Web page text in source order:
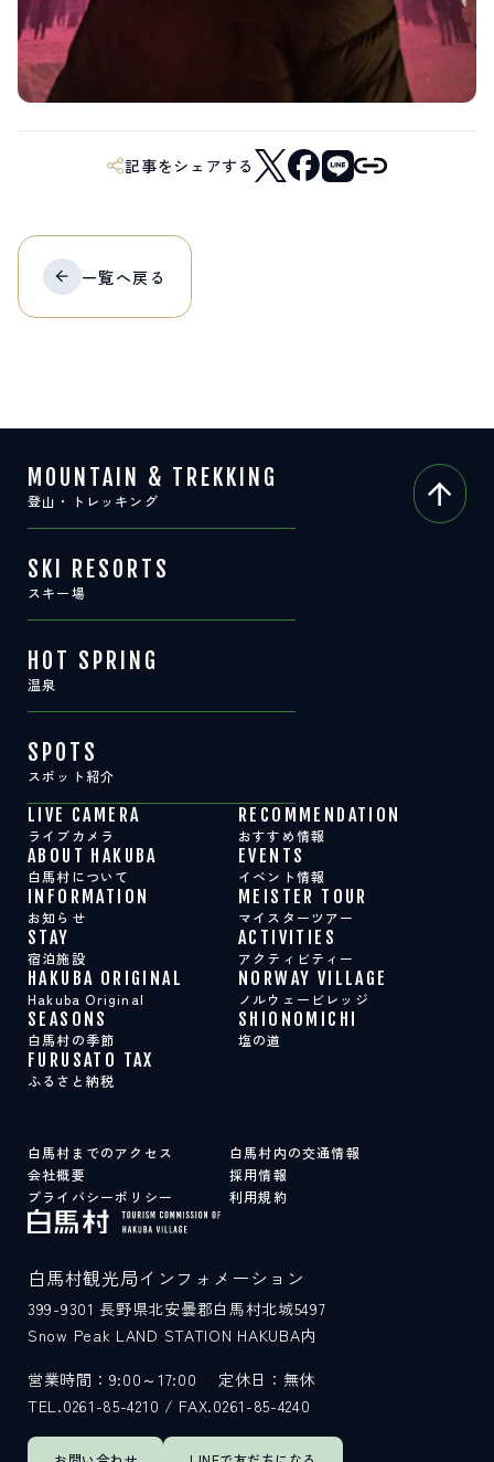
白馬村観光局インフォメーション
営業時間：9:00～17:00
TEL.0261-85-4210 / FAX.0261-85-4240
サイト内検索
記事をシェアする
一覧へ戻る
MOUNTAIN & TREKKING
登山・トレッキング
SKI RESORTS
スキー場
HOT SPRING
温泉
SPOTS
スポット紹介
LIVE CAMERA
ライブカメラ
RECOMMENDATION
おすすめ情報
ABOUT HAKUBA
白馬村について
EVENTS
イベント情報
INFORMATION
お知らせ
MEISTER TOUR
マイスターツアー
STAY
宿泊施設
ACTIVITIES
アクティビティー
HAKUBA ORIGINAL
Hakuba Original
NORWAY VILLAGE
ノルウェービレッジ
SEASONS
白馬村の季節
SHIONOMICHI
塩の道
FURUSATO TAX
ふるさと納税
白馬村までのアクセス
白馬村内の交通情報
会社概要
採用情報
プライバシーポリシー
利用規約
白馬村観光局インフォメーション
399-9301 長野県北安曇郡白馬村北城5497
Snow Peak LAND STATION HAKUBA内
営業時間：9:00～17:00
定休日：無休
TEL.0261-85-4210 / FAX.0261-85-4240